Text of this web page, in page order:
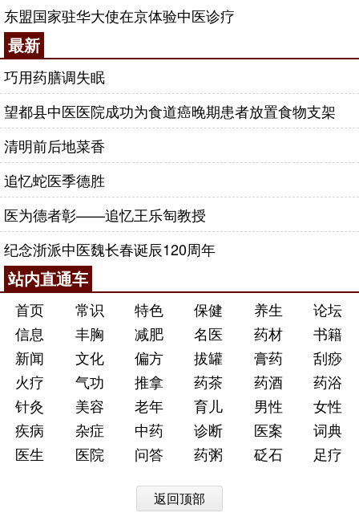
东盟国家驻华大使在京体验中医诊疗
最新
巧用药膳调失眠
望都县中医医院成功为食道癌晚期患者放置食物支架
清明前后地菜香
追忆蛇医季德胜
医为德者彰——追忆王乐匋教授
纪念浙派中医魏长春诞辰120周年
站内直通车
首页 常识 特色 保健 养生
论坛
信息
丰胸 减肥 名医 药材
书籍
新闻
文化 偏方 拔罐 膏药
刮痧
火疗
气功 推拿 药茶 药酒
药浴
针灸
美容 老年 育儿 男性
女性
疾病
杂症 中药 诊断 医案
词典
医生
医院 问答 药粥 砭石 足疗
返回顶部